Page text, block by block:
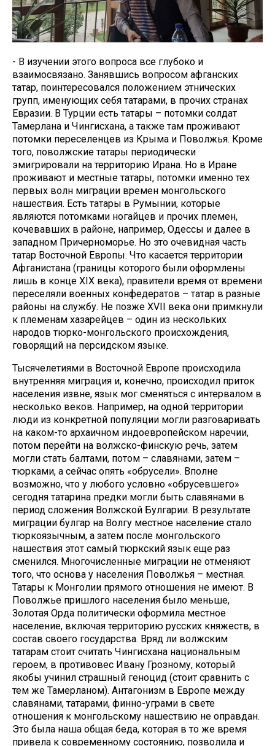
- В изучении этого вопроса все глубоко и
взаимосвязано. Занявшись вопросом афганских
татар, поинтересовался положением этнических
групп, именующих себя татарами, в прочих странах
Евразии. В Турции есть татары – потомки солдат
Тамерлана и Чингисхана, а также там проживают
потомки переселенцев из Крыма и Поволжья. Кроме
того, поволжские татары периодически
эмигрировали на территорию Ирана. Но в Иране
проживают и местные татары, потомки именно тех
первых волн миграции времен монгольского
нашествия. Есть татары в Румынии, которые
являются потомками ногайцев и прочих племен,
кочевавших в районе, например, Одессы и далее в
западном Причерноморье. Но это очевидная часть
татар Восточной Европы. Что касается территории
Афганистана (границы которого были оформлены
лишь в конце XIX века), правители время от времени
переселяли военных конфедератов – татар в разные
районы на службу. Не позже XVII века они примкнули
к племенам хазарейцев – один из нескольких
народов тюрко-монгольского происхождения,
говорящий на персидском языке.
Тысячелетиями в Восточной Европе происходила
внутренняя миграция и, конечно, происходил приток
населения извне, язык мог сменяться с интервалом в
несколько веков. Например, на одной территории
люди из конкретной популяции могли разговаривать
на каком-то архаичном индоевропейском наречии,
потом перейти на волжско-финскую речь, затем
могли стать балтами, потом – славянами, затем –
тюрками, а сейчас опять «обрусели». Вполне
возможно, что у любого условно «обрусевшего»
сегодня татарина предки могли быть славянами в
период сложения Волжской Булгарии. В результате
миграции булгар на Волгу местное население стало
тюркоязычным, а затем после монгольского
нашествия этот самый тюркский язык еще раз
сменился. Многочисленные миграции не отменяют
того, что основа у населения Поволжья – местная.
Татары к Монголии прямого отношения не имеют. В
Поволжье пришлого населения было меньше,
Золотая Орда политически оформила местное
население, включая территорию русских княжеств, в
состав своего государства. Вряд ли волжским
татарам стоит считать Чингисхана национальным
героем, в противовес Ивану Грозному, который
якобы учинил страшный геноцид (стоит сравнить с
тем же Тамерланом). Антагонизм в Европе между
славянами, татарами, финно-уграми в свете
отношения к монгольскому нашествию не оправдан.
Это была наша общая беда, которая в то же время
привела к современному состоянию, позволила и